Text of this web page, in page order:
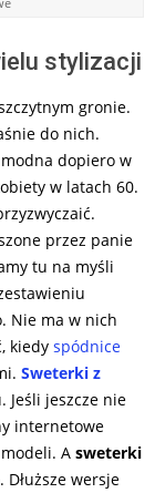
stylizacji
gronie.
do nich.
dopiero w
w latach 60.
przez panie
tu na myśli
Nie ma w nich
kiedy spódnice
Sweterki z
Jeśli jeszcze nie
internetowe
A sweterki
wersje